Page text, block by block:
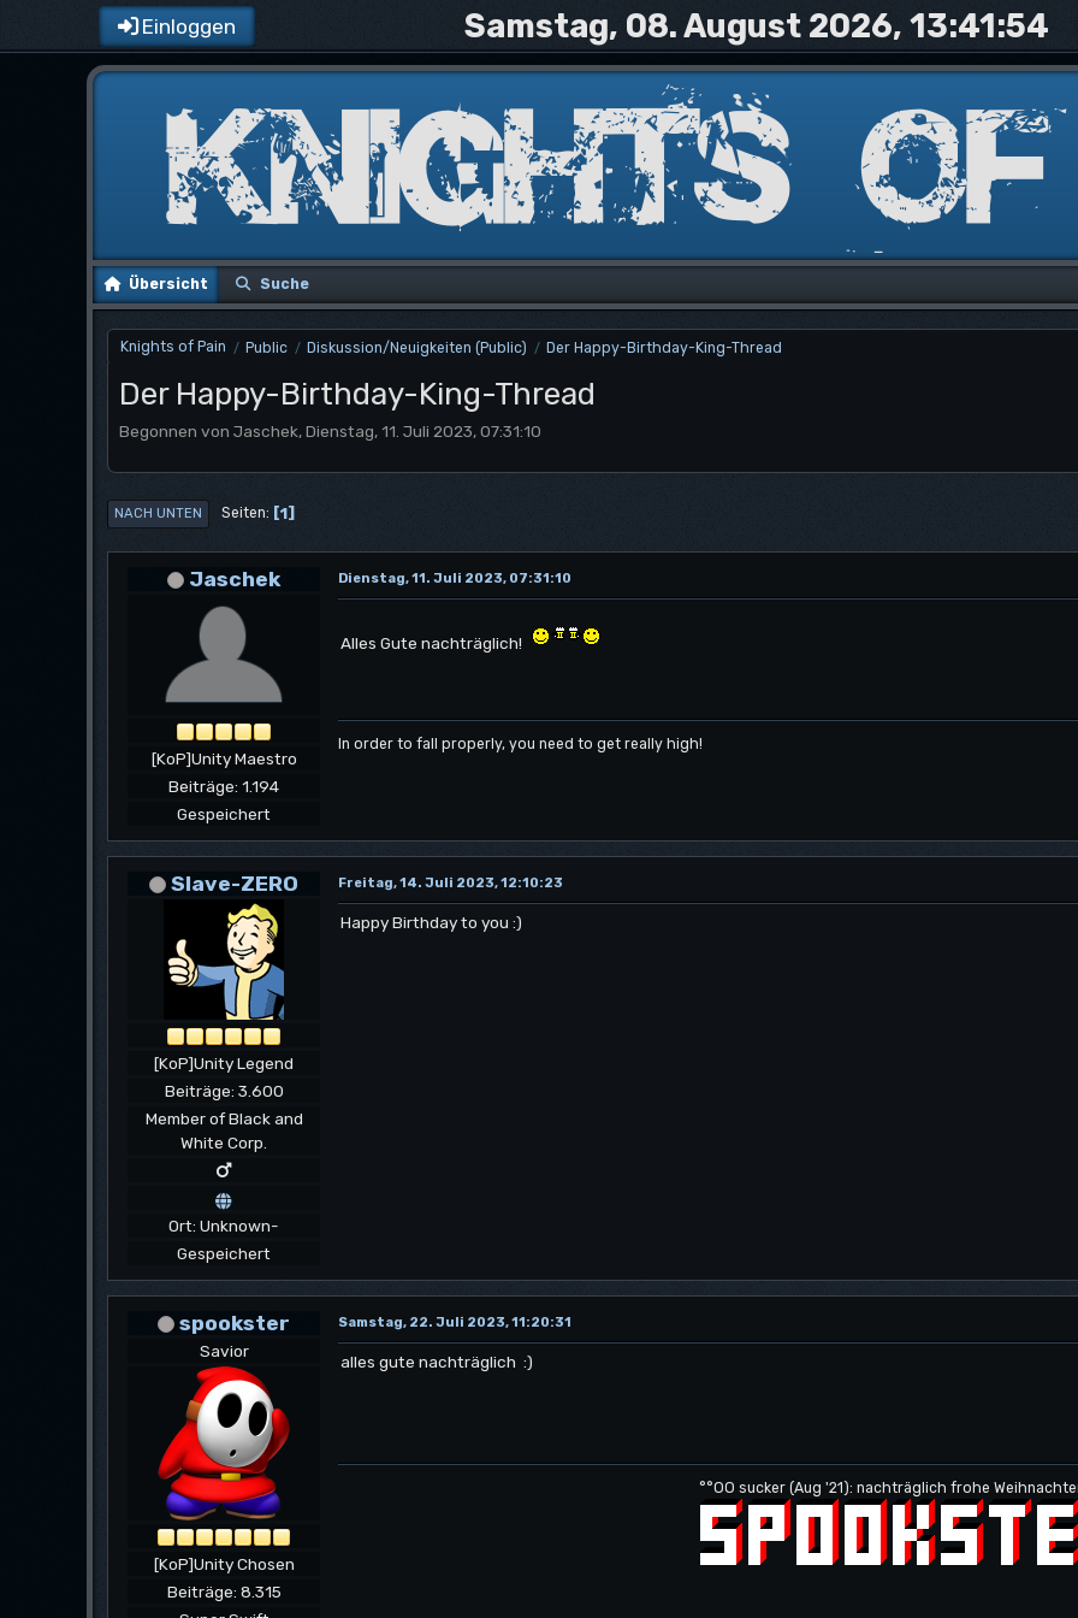
Einloggen Samstag, 08. August 2026, 13:41:54
Übersicht Suche
Knights of Pain / Public / Diskussion/Neuigkeiten (Public) / Der Happy-Birthday-King-Thread
Der Happy-Birthday-King-Thread
Begonnen von Jaschek, Dienstag, 11. Juli 2023, 07:31:10
NACH UNTEN Seiten 1
Jaschek
[KoP]Unity Maestro
Beiträge: 1.194
Gespeichert
Dienstag, 11. Juli 2023, 07:31:10
Alles Gute nachträglich!
In order to fall properly, you need to get really high!
Slave-ZERO
[KoP]Unity Legend
Beiträge: 3.600
Member of Black and
White Corp.
Ort: Unknown-
Gespeichert
Freitag, 14. Juli 2023, 12:10:23
Happy Birthday to you :)
spookster
Savior
[KoP]Unity Chosen
Beiträge: 8.315
Samstag, 22. Juli 2023, 11:20:31
alles gute nachträglich :)
°°OO sucker (Aug '21): nachträglich frohe